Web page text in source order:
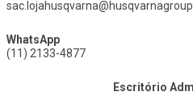
WhatsApp
(11) 2133-4877
Escritório